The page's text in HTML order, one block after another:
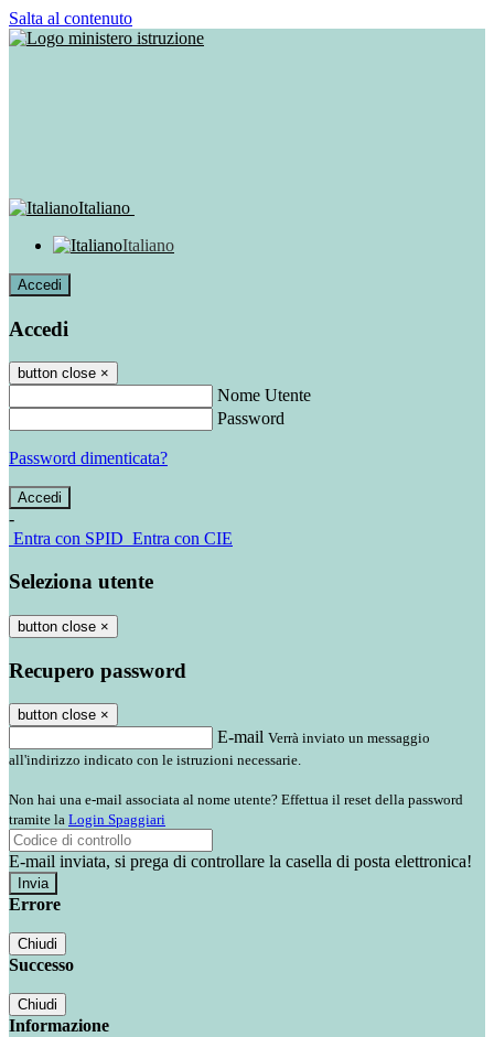
Salta al contenuto
Italiano
Italiano
Accedi
Accedi
button close ×
Nome Utente
Password
Password dimenticata?
-
Entra con SPID Entra con CIE
Seleziona utente
button close ×
Recupero password
button close ×
E-mail Verrà inviato un messaggio
all'indirizzo indicato con le istruzioni necessarie.
Non hai una e-mail associata al nome utente? Effettua il reset della password
tramite la Login Spaggiari
E-mail inviata, si prega di controllare la casella di posta elettronica!
Errore
Chiudi
Successo
Chiudi
Informazione